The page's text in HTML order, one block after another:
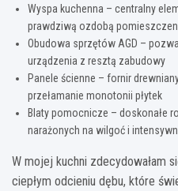
Wyspa kuchenna – centralny
prawdziwą ozdobą
Obudowa sprzętów AGD –
urządzenia z resztą zabudowy
Panele ścienne – fornir
przełamanie monotonii płytek
Blaty pomocnicze – doskonałe
narażonych na wilgoć i
W mojej kuchni zdecydowałam
ciepłym odcieniu dębu, które